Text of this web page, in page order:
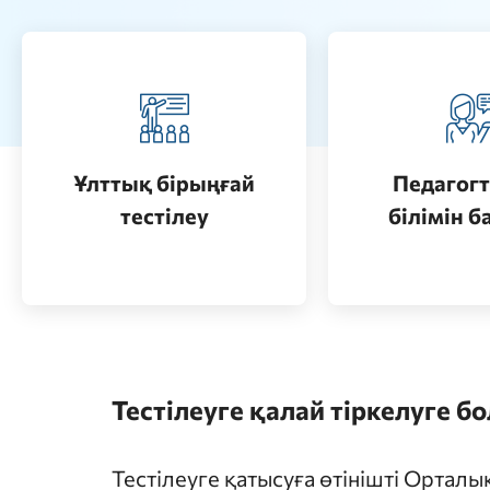
Ұлттық бірыңғай
тестілеу
Қазақстанда жоғары білім
Өту
білімінӨту
Тестілеуге қалай тіркелуге
Тестілеуге қатысуға өтінішті